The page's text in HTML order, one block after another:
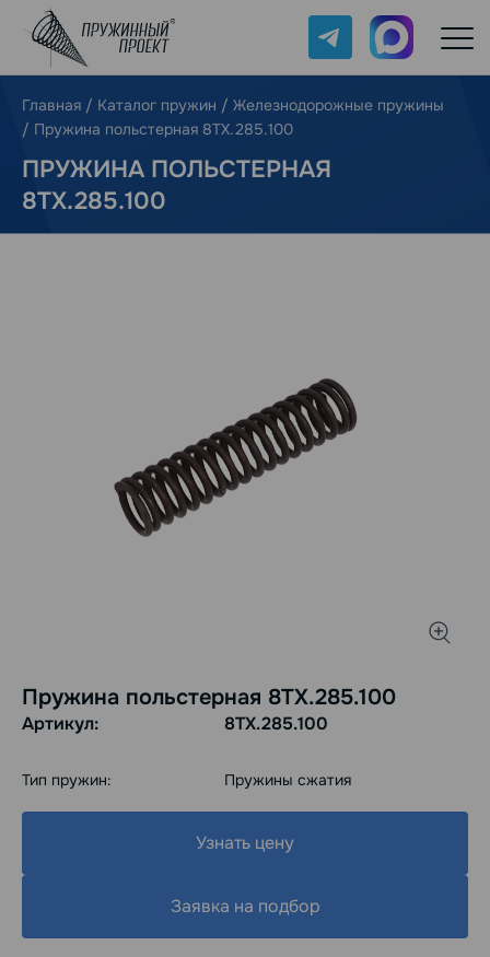
Telegram Max
Главная / Каталог пружин / Железнодорожные пружины
/ Пружина польстерная 8ТХ.285.100
ПРУЖИНА ПОЛЬСТЕРНАЯ
8ТХ.285.100
Пружина польстерная 8ТХ.285.100
Артикул: 8ТХ.285.100
Тип пружин: Пружины сжатия
Узнать цену
Заявка на подбор